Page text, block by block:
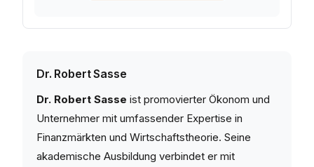
Dr. Robert Sasse
Dr. Robert Sasse ist promovierter Ökonom und
Unternehmer mit umfassender Expertise in
Finanzmärkten und Wirtschaftstheorie. Seine
akademische Ausbildung verbindet er mit